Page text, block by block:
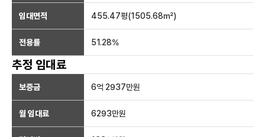
임대면적 455.47평(1505.68㎡)
전용률 51.28%
추정 임대료
보증금 6억 2937만원
월 임대료 6293만원